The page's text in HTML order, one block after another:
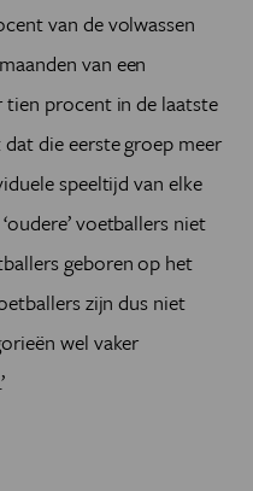
van de volwassen
van een
tien procent in de laatste
die eerste groep meer
speeltijd van elke
voetballers niet
geboren op het
zijn dus niet
wel vaker